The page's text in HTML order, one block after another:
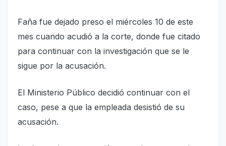
Faña fue dejado preso el miércoles 10 de este
mes cuando acudió a la corte, donde fue citado
para continuar con la investigación que se le
sigue por la acusación.
El Ministerio Público decidió continuar con el
caso, pese a que la empleada desistió de su
acusación.